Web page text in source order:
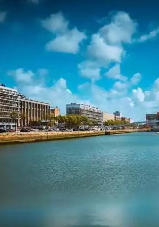
- 40% de réduction sur un
sélectionné prépayé
- 10% de réduction sur tous
réservés à bord
SERVICES
- Personnel qualifié multilingue
- Embarquement prioritaire &
charge des bagages
AUTRES PRIVILÈGES
- Points MSC Voyagers Club